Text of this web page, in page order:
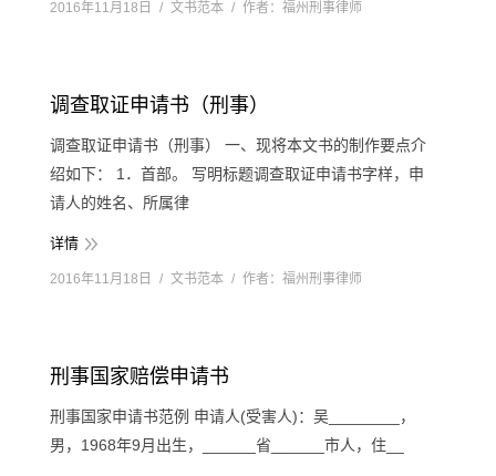
2016年11月18日 文书范本 作者： 福州刑事律师
调查取证申请书（刑事）
调查取证申请书（刑事） 一、现将本文书的制作要点介
绍如下： 1．首部。 写明标题调查取证申请书字样，申
请人的姓名、所属律
详情
2016年11月18日 文书范本 作者： 福州刑事律师
刑事国家赔偿申请书
刑事国家申请书范例 申请人(受害人)：吴________，
男，1968年9月出生，______省______市人，住__